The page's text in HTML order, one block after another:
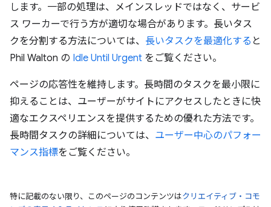
します。一部の処理は、メインスレッドではなく、サービ
ス ワーカーで行う方が適切な場合があります。長いタス
クを分割する方法については、 長いタスクを最適化する と
Phil Walton の Idle Until Urgent をご覧ください。
ページの応答性を維持します。長時間のタスクを最小限に
抑えることは、ユーザーがサイトにアクセスしたときに快
適なエクスペリエンスを提供するための優れた方法です。
長時間タスクの詳細については、 ユーザー中心のパフォー
マンス指標をご覧ください。
特に記載のない限り、このページのコンテンツはクリエイティブ・コモ